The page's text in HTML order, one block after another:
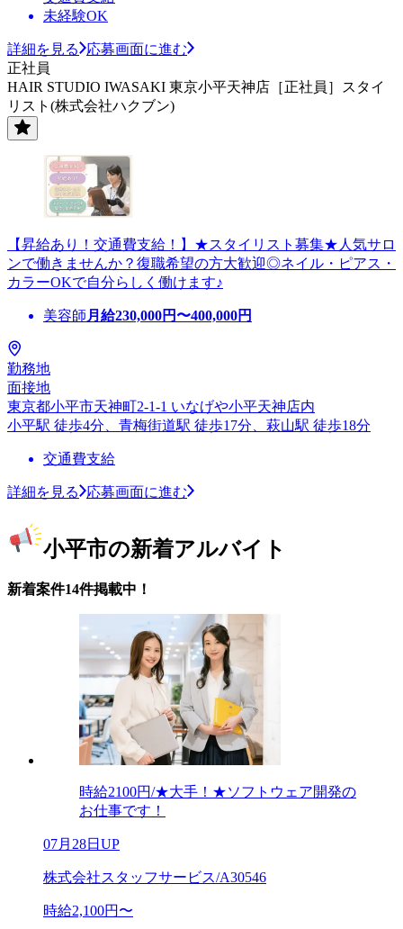
未経験OK
詳細を見る
応募画面に進む
正社員
HAIR STUDIO IWASAKI 東京小平天神店［正社員］スタイ
リスト(株式会社ハクブン)
【昇給あり！交通費支給！】★スタイリスト募集★人気サロ
ンで働きませんか？復職希望の方大歓迎◎ネイル・ピアス・
カラーOKで自分らしく働けます♪
美容師 月給230,000円〜400,000円
勤務地
面接地
東京都小平市天神町2-1-1 いなげや小平天神店内
小平駅 徒歩4分、青梅街道駅 徒歩17分、萩山駅 徒歩18分
交通費支給
詳細を見る 応募画面に進む
小平市の新着アルバイト
新着案件14件掲載中！
時給2100円/★大手！★ソフトウェア開発の
お仕事です！
07月28日UP
株式会社スタッフサービス/A30546
時給2,100円〜